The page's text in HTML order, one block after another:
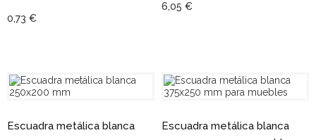
0,73 €
6,05 €
Escuadra metálica blanca
Escuadra metálica blanca